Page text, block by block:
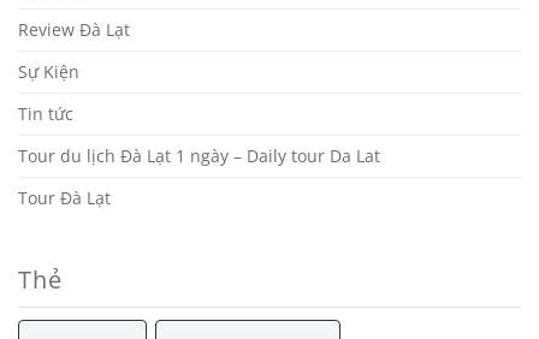
Review Đà Lạt
Sự Kiện
Tin tức
Tour du lịch Đà Lạt 1 ngày – Daily tour Da Lat
Tour Đà Lạt
Thẻ